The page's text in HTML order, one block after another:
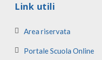
Link utili
Area riservata
Portale Scuola Online